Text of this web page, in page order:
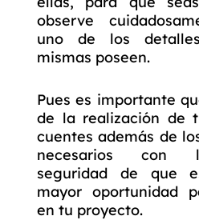
observe
uno de los
mismas poseen.
Pues es importante
de la realización de
cuentes además de
necesarios con
seguridad de que
mayor oportunidad
en tu proyecto.